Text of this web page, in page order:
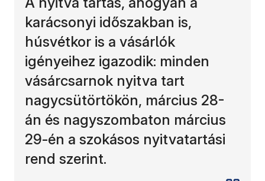
karácsonyi időszakban is,
húsvétkor is a vásárlók
igényeihez igazodik: minden
vásárcsarnok nyitva tart
nagycsütörtökön, március 28-
án és nagyszombaton március
29-én a szokásos nyitvatartási
rend szerint.